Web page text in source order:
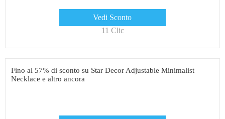
Vedi Sconto
11 Clic
Fino al 57% di sconto su Star Decor Adjustable Minimalist
Necklace e altro ancora